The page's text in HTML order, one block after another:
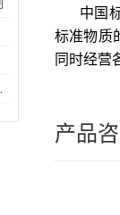
中国
标准物质
同时经营
产品